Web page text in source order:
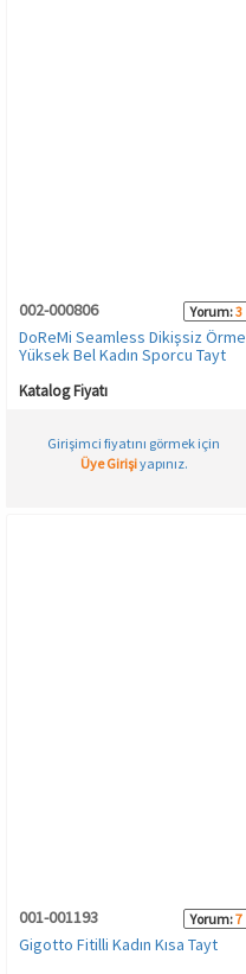
002-000806 Yorum:3
DoReMi Seamless Dikişsiz Örme
Yüksek Bel Kadın Sporcu Tayt
Katalog Fiyatı
Girişimci fiyatını görmek için
Üye Girişiyapınız.
001-001193 Yorum:7
Gigotto Fitilli Kadın Kısa Tayt